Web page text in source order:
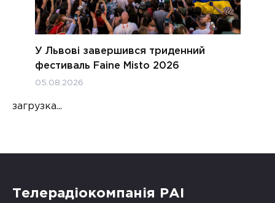
У Львові завершився триденний
фестиваль Faine Misto 2026
05.08.2026
загрузка...
Телерадіокомпанія РАІ